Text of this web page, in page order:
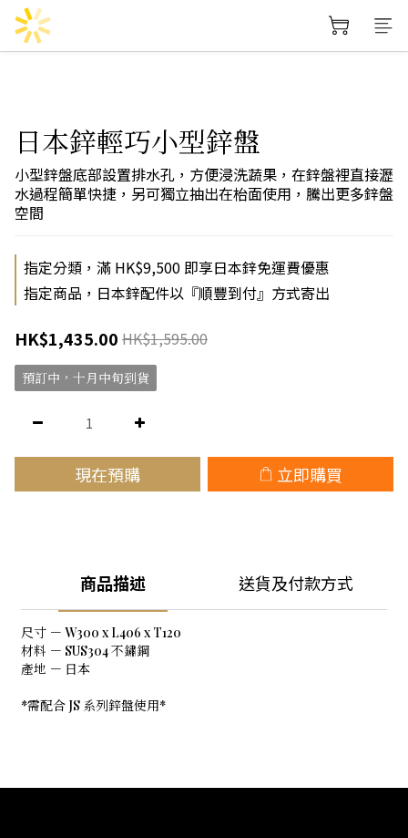
日本鋅輕巧小型鋅盤
小型鋅盤底部設置排水孔，方便浸洗蔬果，在鋅盤裡直接瀝
水過程簡單快捷，另可獨立抽出在枱面使用，騰出更多鋅盤
空間
指定分類，滿 HK$9,500 即享日本鋅免運費優惠
指定商品，日本鋅配件以『順豐到付』方式寄出
HK$1,435.00 HK$1,595.00
預訂中，十月中旬到貨
現在預購 立即購買
商品描述 送貨及付款方式
尺寸 － W300 x L406 x T120
材料 － SUS304 不鏽鋼
產地 － 日本
*需配合 JS 系列鋅盤使用*